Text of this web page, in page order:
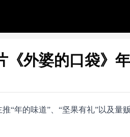
《外婆的口袋》
“年的味道”、“坚果有礼”以及量